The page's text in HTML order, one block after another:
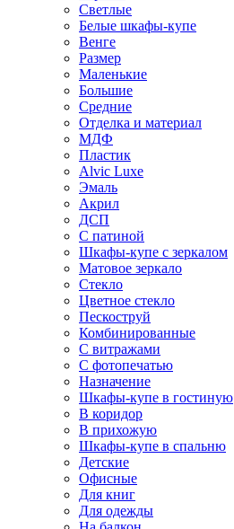
Светлые
Белые шкафы-купе
Венге
Размер
Маленькие
Большие
Средние
Отделка и материал
МДФ
Пластик
Alvic Luxe
Эмаль
Акрил
ДСП
С патиной
Шкафы-купе с зеркалом
Матовое зеркало
Стекло
Цветное стекло
Пескоструй
Комбинированные
С витражами
С фотопечатью
Назначение
Шкафы-купе в гостиную
В коридор
В прихожую
Шкафы-купе в спальню
Детские
Офисные
Для книг
Для одежды